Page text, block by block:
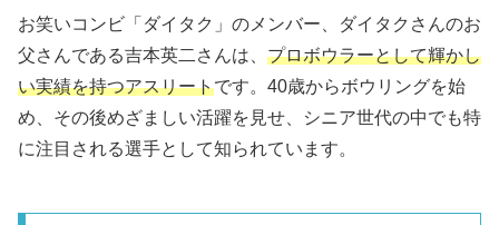
お笑いコンビ「ダイタク」のメンバー、ダイタクさんのお
父さんである吉本英二さんは、 プロボウラーとして輝かし
い実績を持つアスリートです。40歳からボウリングを始
め、その後めざましい活躍を見せ、シニア世代の中でも特
に注目される選手として知られています。